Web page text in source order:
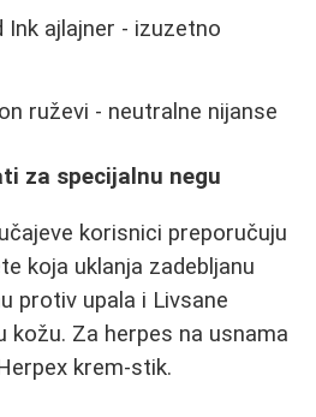
Ink ajlajner - izuzetno
ruževi - neutralne nijanse
za specijalnu negu
korisnici preporučuju
koja uklanja zadebljanu
protiv upala i Livsane
kožu. Za herpes na usnama
krem-stik.